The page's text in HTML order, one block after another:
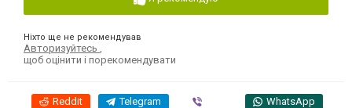
Ніхто ще не рекомендував
Авторизуйтесь
щоб оцінити і порекомендувати
Reddit Telegram WhatsApp